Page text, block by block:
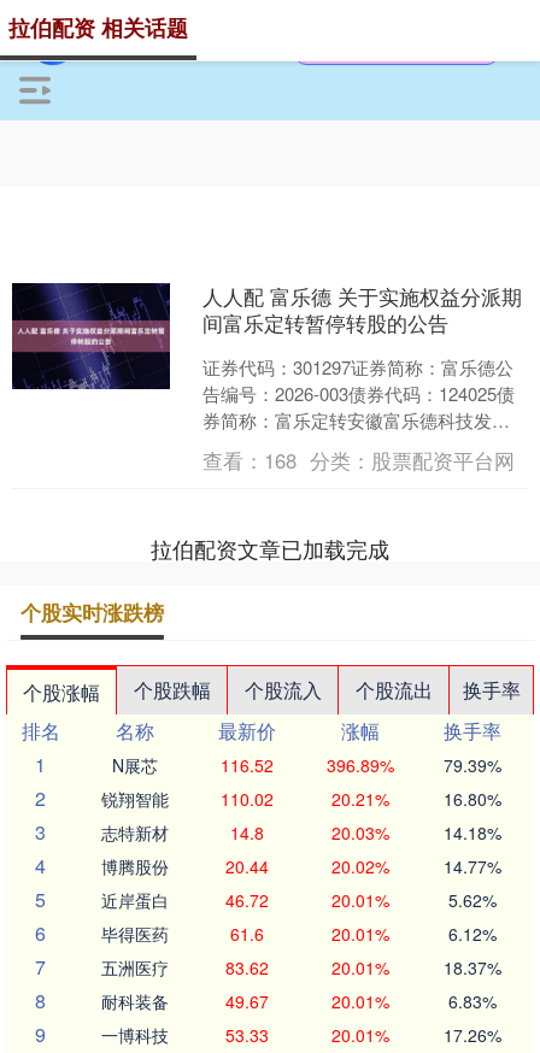
拉伯配资 相关话题
人人配 富乐德 关于实施权益分派期
间富乐定转暂停转股的公告
证券代码：301297证券简称：富乐德公
告编号：2026-003债券代码：124025债
券简称：富乐定转安徽富乐德科技发展
股份有限公司本公司及董事会全体成员
保证....
查看： 168 分类： 股票配资平台网
拉伯配资文章已加载完成
个股实时涨跌榜
个股涨幅 个股跌幅 个股流入 个股流出
换手率
排名
名称 最新价 涨幅
换手率
1
N展芯 116.52 396.89% 79.39%
2 锐翔智能 110.02 20.21% 16.80%
3 志特新材 14.8 20.03% 14.18%
4 博腾股份 20.44 20.02% 14.77%
5 近岸蛋白 46.72 20.01% 5.62%
6 毕得医药 61.6 20.01% 6.12%
7 五洲医疗 83.62 20.01% 18.37%
8 耐科装备 49.67 20.01% 6.83%
9 一博科技 53.33 20.01% 17.26%